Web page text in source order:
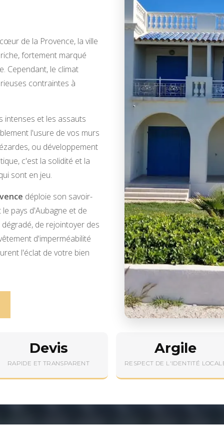
de la Provence, la ville
fortement marqué
Cependant, le climat
contraintes à
intenses et les assauts
l'usure de vos murs
ou développement
c'est la solidité et la
sont en jeu.
déploie son savoir-
pays d'Aubagne et de
de rejointoyer des
d'imperméabilité
l'éclat de votre bien
Devis
RAPIDE ET TRANSPARENT
Argile
RESPECT DE L'IDENTITÉ